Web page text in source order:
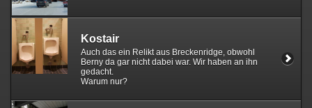
Kostair
Auch das ein Relikt aus Breckenridge, obwohl
Berny da gar nicht dabei war. Wir haben an ihn
gedacht.
Warum nur?